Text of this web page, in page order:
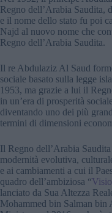
Regno dell’Arabia Saudita,
e il nome dello stato fu poi
Najd al nuovo nome che
Regno dell’Arabia Saudita.
Il re Abdulaziz Al Saud
sociale basato sulla legge
1953, ma grazie a lui il
in un’era di prosperità
diventando uno dei più
termini di dimensioni
Il Regno dell’Arabia
modernità evolutiva,
e ai cambiamenti a cui il
quadro dell’ambiziosa “
lanciato da Sua Altezza
Mohammed bin Salman bin